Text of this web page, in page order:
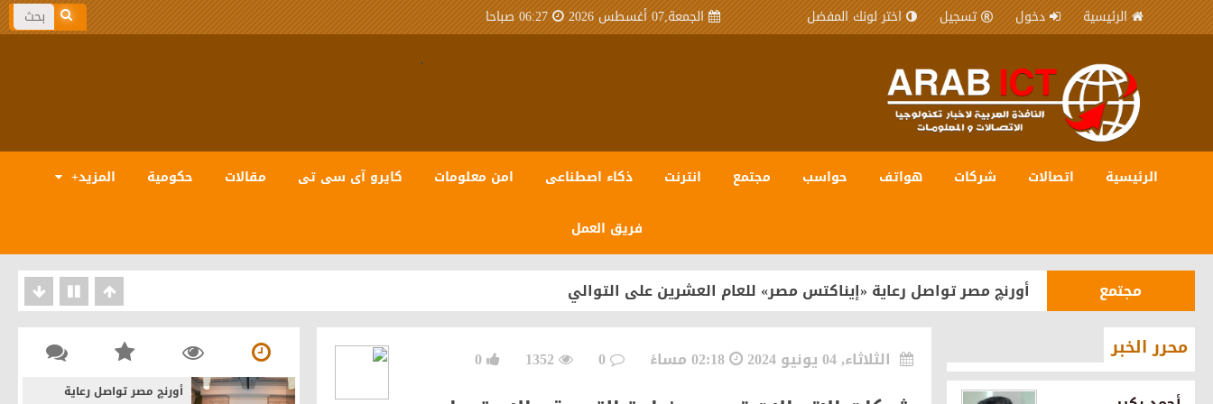
الرئيسية دخول تسجيل اختر لونك المفضل الجمعة,07 أغسطس 2026
06:27 صباحا
.
الرئيسية اتصالات شركات هواتف حواسب مجتمع انترنت ذكاء اصطناعى امن معلومات كايرو آى سى تى مقالات حكومية المزيد+
فريق العمل
شركات
المصرية للاتصالات WE شريك رقمي في مبادرة “يلا ساحل” لترسيخ مكانة الساحل الشمالي كوجهة سياحية عالمية
مجتمع
أورنچ مصر تواصل رعاية «إيناكتس مصر» للعام العشرين على التوالي
هواتف
شركات
اورنچ تقود مشروع رقمنة تراث ماسبيرو عبر منظومة متكاملة تعتمد على أحدث تقنيات مراكز البيانات والذكاء الاصطناعى
الثلاثاء, 04 يونيو 2024 02:18 مساءً 0
1352
0 محرر الخبر
أورنچ مصر تواصل رعاية